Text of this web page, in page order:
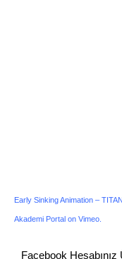
Early Sinking Animation –
Akademi Portal on Vimeo
Facebook